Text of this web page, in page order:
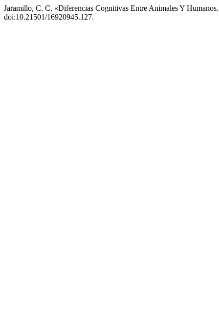
Jaramillo, C. C. «Diferencias Cognitivas Entre Animales Y
doi:10.21501/16920945.127.